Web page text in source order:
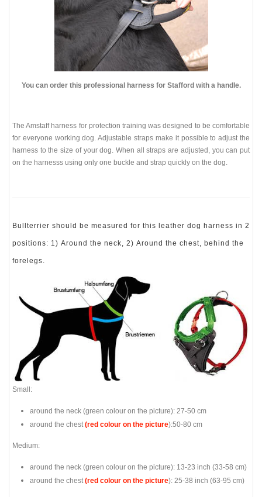
You can order this professional harness for Stafford with a handle.
The Amstaff harness for protection training was designed to be comfortable
for everyone working dog. Adjustable straps make it possible to adjust the
harness to the size of your dog. When all straps are adjusted, you can put
on the harnesss using only one buckle and strap quickly on the dog.
Bullterrier should be measured for this leather dog harness in 2
positions: 1) Around the neck, 2) Around the chest, behind the
forelegs.
Small:
around the neck (green colour on the picture): 27-50 cm
around the chest (red colour on the picture):50-80 cm
Medium:
around the neck (green colour on the picture): 13-23 inch (33-58 cm)
around the chest (red colour on the picture): 25-38 inch (63-95 cm)